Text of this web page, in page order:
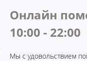
Онлайн
10:00 - 22:00
Мы с удовольствием